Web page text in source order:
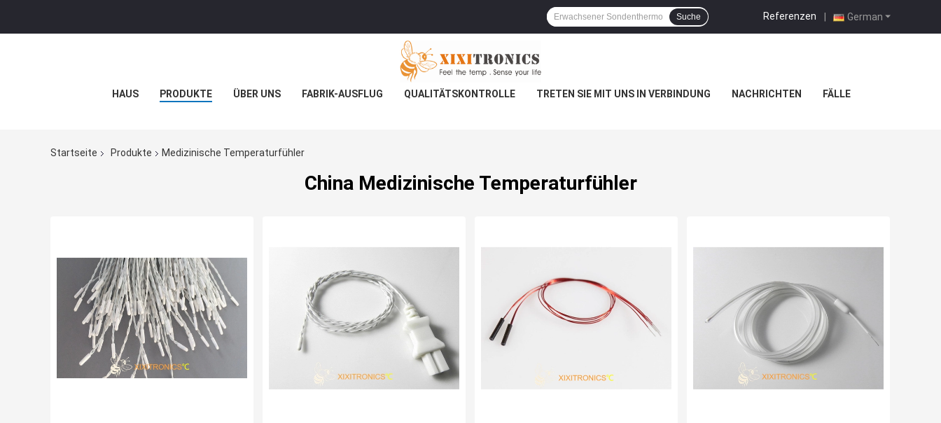
German
Referenzen |
Suche
HAUS PRODUKTE ÜBER UNS FABRIK-AUSFLUG QUALITÄTSKONTROLLE TRETEN SIE MIT UNS IN VERBINDUNG NACHRICHTEN FÄLLE
Startseite Produkte Medizinische Temperaturfühler
China Medizinische Temperaturfühler